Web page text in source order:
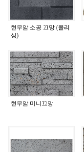
현무암 소공 끄망 (폴리
싱)
현무암 미니끄망